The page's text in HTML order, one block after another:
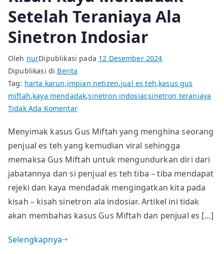
Setelah Teraniaya Ala
Sinetron Indosiar
Oleh nurDipublikasi pada 12 Desember 2024
Dipublikasi di Berita
Tag: harta karun,impian netizen,jual es teh,kasus gus
miftah,kaya mendadak,sinetron indosiar,sinetron teraniaya
Tidak Ada Komentarpada
Kaya
Mendadak
Setelah
Teraniaya
Menyimak kasus Gus Miftah yang menghina seorang
penjual es teh yang kemudian viral sehingga
memaksa Gus Miftah untuk mengundurkan diri dari
jabatannya dan si penjual es teh tiba – tiba mendapat
rejeki dan kaya mendadak mengingatkan kita pada
kisah – kisah sinetron ala indosiar. Artikel ini tidak
akan membahas kasus Gus Miftah dan penjual es […]
Selengkapnya